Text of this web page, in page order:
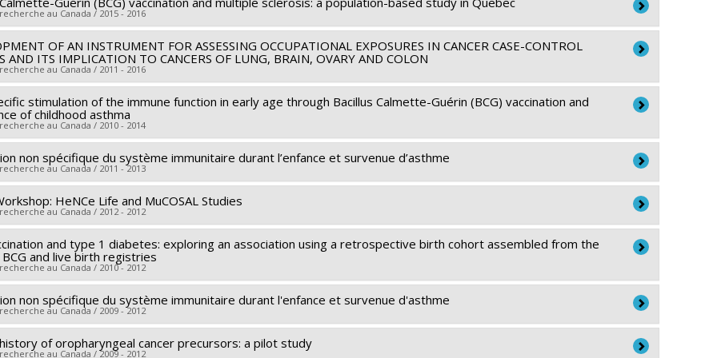
PVXX1876-Subvention de recherche
: Marie-Claude Rousseau
:Andrea Benedetti,Marie-Élise Parent
(16631)Société canadienne du cancer (16631)
au Canada / 2015 - 2016
: Marie-Claude Rousseau
:Pierre Duquette,Nathalie Arbour,Andrea Benedetti, Marie-Élise Parent
IRSC/Instituts de recherche en santé du Canada
PVXXXXXX-Subvention de fonctionnement transitoire
OF AN INSTRUMENT FOR ASSESSING OCCUPATIONAL EXPOSURES IN CANCER CASE-CONTROL
AND ITS IMPLICATION TO CANCERS OF LUNG, BRAIN, OVARY AND COLON
au Canada / 2011 - 2016
: Jack Siemiatycki
: Fred Saad,Elham Emami
,Michael Pollak,Bruce Case
SRC/Société de recherche sur le cancer
stimulation of the immune function in early age through Bacillus Calmette-Guérin (BCG) vaccination and
of childhood asthma
au Canada / 2010 - 2014
: Marie-Claude Rousseau
:Andrea Benedetti,Marie-Élise Parent,Richard Ian Menzies,Mariam El-Zein
IRSC/Instituts de recherche en santé du Canada
PVXX5647-(MOP) Subvention de fonctionnement incluant les subventions de fonctionnement
(général)
non spécifique du système immunitaire durant l’enfance et survenue d’asthme
au Canada / 2011 - 2013
: Marie-Claude Rousseau
Institut de la statistique du Québec
HeNCe Life and MuCOSAL Studies
au Canada / 2012 - 2012
: Belinda Nicolau,Marie-Claude Rousseau
: François Coutlée,Éduardo LF Franco
IRSC/Instituts de recherche en santé du Canada
PVXXXXXX-Activités de dissémination
and type 1 diabetes: exploring an association using a retrospective birth cohort assembled from the
and live birth registries
au Canada / 2010 - 2012
: Marie-Claude Rousseau
:Laurent Legault,Marie-Élise Parent,Mariam El-Zein
IRSC/Instituts de recherche en santé du Canada
non spécifique du système immunitaire durant l'enfance et survenue d'asthme
au Canada / 2009 - 2012
: Marie-Claude Rousseau
of oropharyngeal cancer precursors: a pilot study
au Canada / 2009 - 2012